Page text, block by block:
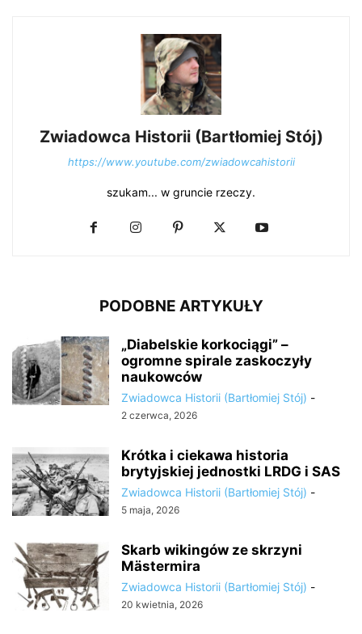
Zwiadowca Historii (Bartłomiej Stój)
https://www.youtube.com/zwiadowcahistorii
szukam... w gruncie rzeczy.
PODOBNE ARTYKUŁY
„Diabelskie korkociągi” –
ogromne spirale zaskoczyły
naukowców
Zwiadowca Historii (Bartłomiej Stój) -
2 czerwca, 2026
Krótka i ciekawa historia
brytyjskiej jednostki LRDG i SAS
Zwiadowca Historii (Bartłomiej Stój) -
5 maja, 2026
Skarb wikingów ze skrzyni
Mästermira
Zwiadowca Historii (Bartłomiej Stój) -
20 kwietnia, 2026